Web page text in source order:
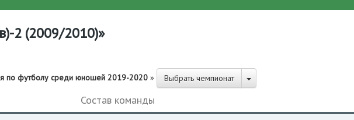
2 (2009/2010)»
по футболу среди юношей 2019-2020 » Выбрать чемпионат
Состав команды